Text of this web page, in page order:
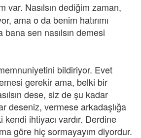
var. Nasılsın dediğim zaman,
ama o da benim hatırımı
sen nasılsın demesi
bildiriyor. Evet
gerekir ama, belki bir
dese, siz de şu kadar
deseniz, vermese arkadaşlığa
kendi ihtiyacı vardır. Derdine
göre hiç sormayayım diyordur.